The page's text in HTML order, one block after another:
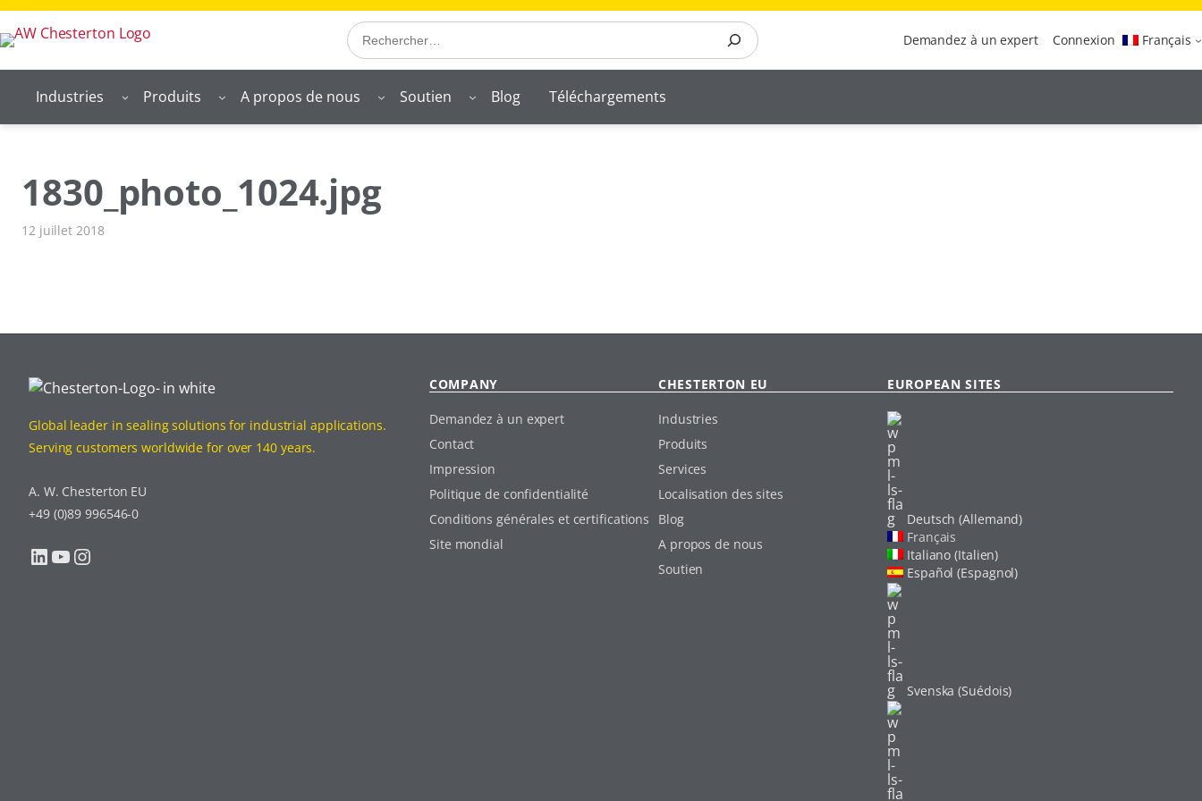
Aller
au
Search Demandez à un expert Connexion Français
Industries Produits A propos de nous Soutien Blog Téléchargements
1830_photo_1024.jpg
12 juillet 2018
Global leader in sealing solutions for industrial applications.
Serving customers worldwide for over 140 years.
A. W. Chesterton EU
+49 (0)89 996546-0
LinkedIn YouTube Instagram
COMPANY
Demandez à un expert
Contact
Impression
Politique de confidentialité
Conditions générales et certifications
Site mondial
CHESTERTON EU
Industries
Produits
Services
Localisation des sites
Blog
A propos de nous
Soutien
EUROPEAN SITES
Deutsch (Allemand)
Français
Italiano (Italien)
Español (Espagnol)
Svenska (Suédois)